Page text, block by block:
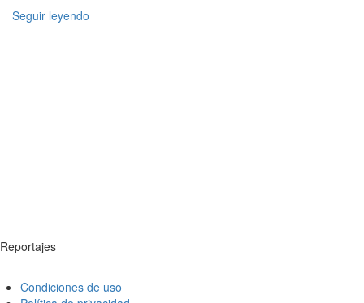
Seguir leyendo
Reportajes
Condiciones de uso